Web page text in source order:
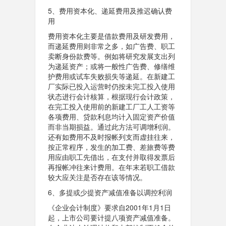
5、费用资本化、递延费用及推迟确认费
用
费用资本化主要是借款费用及研发费用，
而递延费用则非常之多，如广告费、职工
卖断身份款费等。例如将研究发展支出列
为递延资产；或将一般性广告费、修缮维
护费用或试车失败损失等递延。在新建工
厂实际已投入运营时仍按未完工投入使用
状态进行会计核算，根据现行会计政策，
在完工投入使用前的新建工厂工人工资等
各项费用、贷款利息均计入固定资产价值
而非当期损益。通过此方法可调增利润。
还有如费用不及时报帐列支而虚挂往来，
按正常程序，发生的加工费、差旅费等费
用应由职工先借出，在支付并取得发票后
再报帐冲往来计费用。在年末若职工借款
较大应关注是否存在该等情况。
6、多提或少提资产减值准备以调控利润
《企业会计制度》要求自2001年1月1日
起，上市公司要计提八项资产减值准备。